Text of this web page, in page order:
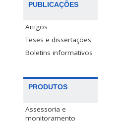
PUBLICAÇÕES
Artigos
Teses e dissertações
Boletins informativos
PRODUTOS
Assessoria e
monitoramento